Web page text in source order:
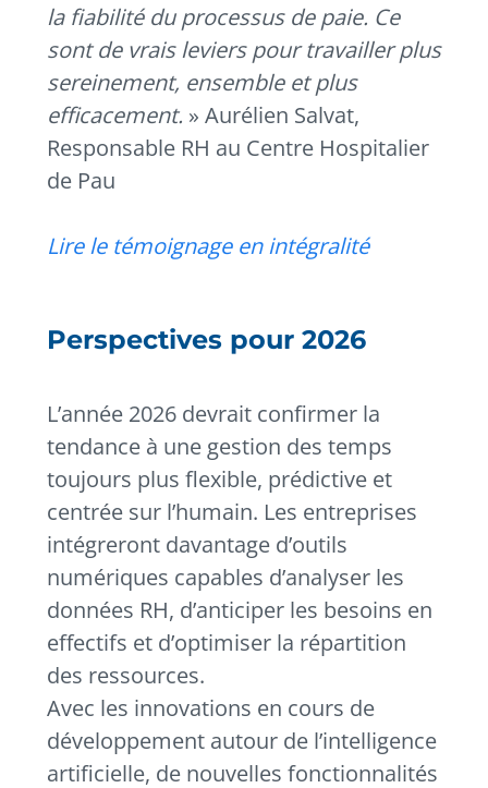
la fiabilité du processus de paie. Ce
sont de vrais leviers pour travailler plus
sereinement, ensemble et plus
efficacement. » Aurélien Salvat,
Responsable RH au Centre Hospitalier
de Pau
Lire le témoignage en intégralité
Perspectives pour 2026
L’année 2026 devrait confirmer la
tendance à une gestion des temps
toujours plus flexible, prédictive et
centrée sur l’humain. Les entreprises
intégreront davantage d’outils
numériques capables d’analyser les
données RH, d’anticiper les besoins en
effectifs et d’optimiser la répartition
des ressources.
Avec les innovations en cours de
développement autour de l’intelligence
artificielle, de nouvelles fonctionnalités